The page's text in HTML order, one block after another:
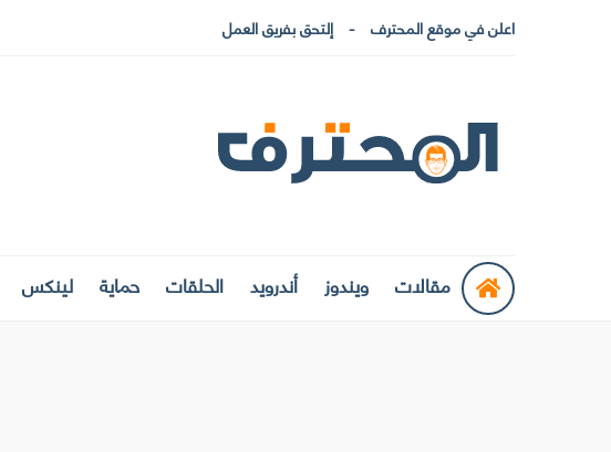
اعلن في موقع المحترف إلتحق بفريق العمل
مقالات ويندوز أندرويد الحلقات حماية لينكس